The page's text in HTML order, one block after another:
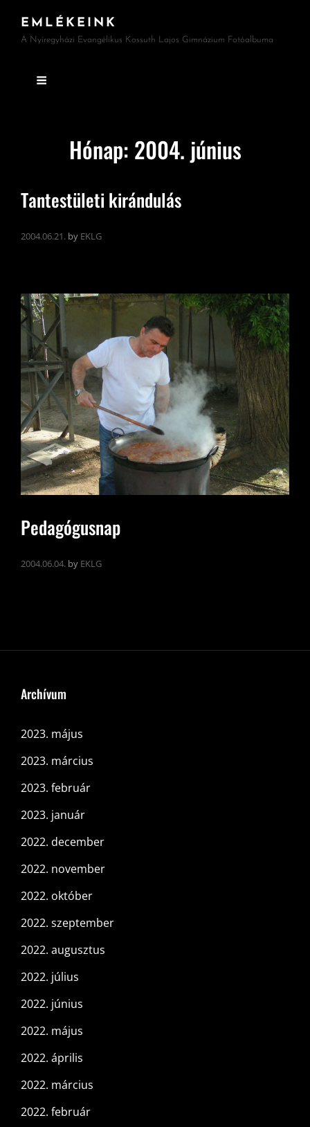
EMLÉKEINK
A Nyíregyházi Evangélikus Kossuth Lajos Gimnázium Fotóalbuma
Hónap: 2004. június
Tantestületi kirándulás
2004.06.21. by EKLG
Pedagógusnap
2004.06.04. by EKLG
Archívum
2023. május
2023. március
2023. február
2023. január
2022. december
2022. november
2022. október
2022. szeptember
2022. augusztus
2022. július
2022. június
2022. május
2022. április
2022. március
2022. február